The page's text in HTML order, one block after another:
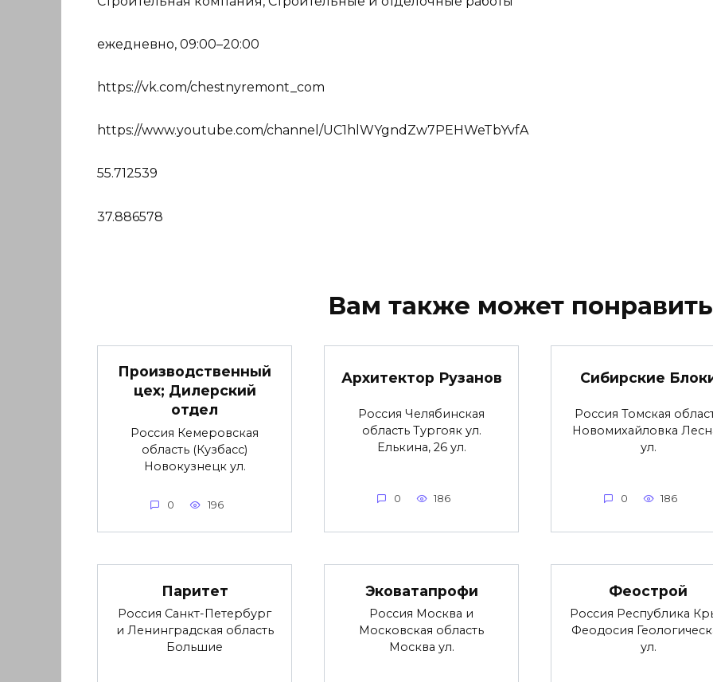
ежедневно, 09:00–20:00
https://vk.com/chestnyremont_com
https://www.youtube.com/channel/UC1hlWYgndZw7PEHWeTbYvfA
55.712539
37.886578
Вам также может
Производственный
цех; Дилерский
отдел
Россия Кемеровская
область (Кузбасс)
Новокузнецк ул.
0 196
Архитектор Рузанов
Россия Челябинская
область Тургояк ул.
Елькина, 26 ул.
0 186
Сибирские
Россия Томская
Новомихайловка
ул.
0 186
Паритет
Россия Санкт-Петербург
и Ленинградская область
Большие
Эковатапрофи
Россия Москва и
Московская область
Москва ул.
Феострой
Россия Республика
Феодосия
ул.